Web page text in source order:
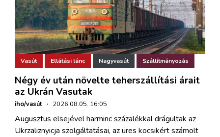
Vasút Ellátási lánc Nagyvasút Szállítmányozás
Négy év után növelte teherszállítási árait
az Ukrán Vasutak
iho/vasút · 2026.08.05. 16:05
Augusztus elsejével harminc százalékkal drágultak az
Ukrzaliznyicja szolgáltatásai, az üres kocsikért számolt